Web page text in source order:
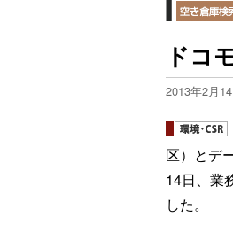
ドコ
2013年2月
区）とデ
14日、業
した。